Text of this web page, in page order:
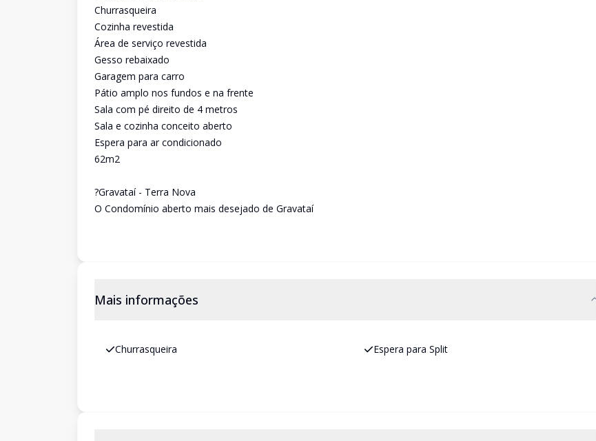
Churrasqueira
Cozinha revestida
Área de serviço revestida
Gesso rebaixado
Garagem para carro
Pátio amplo nos fundos e na frente
Sala com pé direito de 4 metros
Sala e cozinha conceito aberto
Espera para ar condicionado
62m2
?Gravataí - Terra Nova
O Condomínio aberto mais desejado de Gravataí
Mais informações
Churrasqueira Espera para Split